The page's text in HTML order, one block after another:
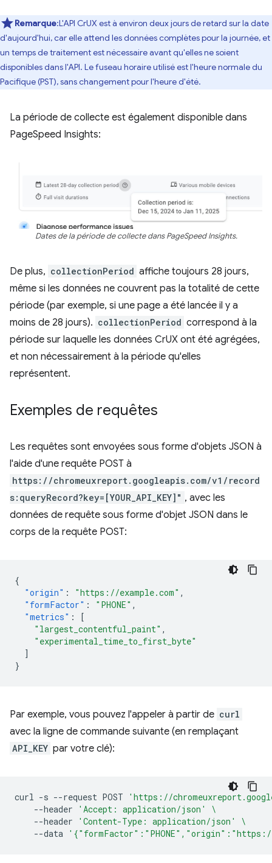
Remarque:L'API CrUX est à environ deux jours de retard sur la date
d'aujourd'hui, car elle attend les données complètes pour la journée, et
un temps de traitement est nécessaire avant qu'elles ne soient
disponibles dans l'API. Le fuseau horaire utilisé est l'heure normale du
Pacifique (PST), sans changement pour l'heure d'été.
La période de collecte est également disponible dans
PageSpeed Insights:
Dates de la période de collecte dans PageSpeed Insights.
De plus, collectionPeriod affiche toujours 28 jours,
même si les données ne couvrent pas la totalité de cette
période (par exemple, si une page a été lancée il y a
moins de 28 jours). collectionPeriod correspond à la
période sur laquelle les données CrUX ont été agrégées,
et non nécessairement à la période qu'elles
représentent.
Exemples de requêtes
Les requêtes sont envoyées sous forme d'objets JSON à
l'aide d'une requête POST à
https://chromeuxreport.googleapis.com/v1/record
s:queryRecord?key=[YOUR_API_KEY]" , avec les
données de requête sous forme d'objet JSON dans le
corps de la requête POST:
{
"origin" : "https://example.com" ,
"formFactor" : "PHONE" ,
"metrics" :
[
"largest_contentful_paint" ,
"experimental_time_to_first_byte"
]
}
Par exemple, vous pouvez l'appeler à partir de curl
avec la ligne de commande suivante (en remplaçant
API_KEY par votre clé):
curl -s --request POST
'https://
--header
'Accept: application/json'
\
--header
'Content-Type: application/json'
\
--data